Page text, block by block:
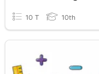
10 T 10th